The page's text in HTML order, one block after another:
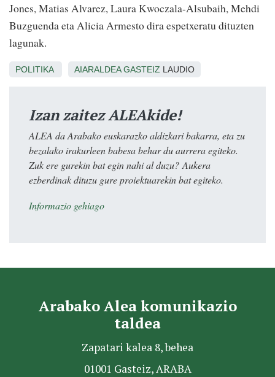
Jones, Matias Alvarez, Laura Kwoczala-Alsubaih, Mehdi
Buzguenda eta Alicia Armesto dira espetxeratu dituzten
lagunak.
POLITIKA AIARALDEA GASTEIZ LAUDIO
Izan zaitez ALEAkide!
ALEA da Arabako euskarazko aldizkari bakarra, eta zu
bezalako irakurleen babesa behar du aurrera egiteko.
Zuk ere gurekin bat egin nahi al duzu? Aukera
ezberdinak dituzu gure proiektuarekin bat egiteko.
Informazio gehiago
Arabako Alea komunikazio
taldea
Zapatari kalea 8, behea
01001 Gasteiz, ARABA